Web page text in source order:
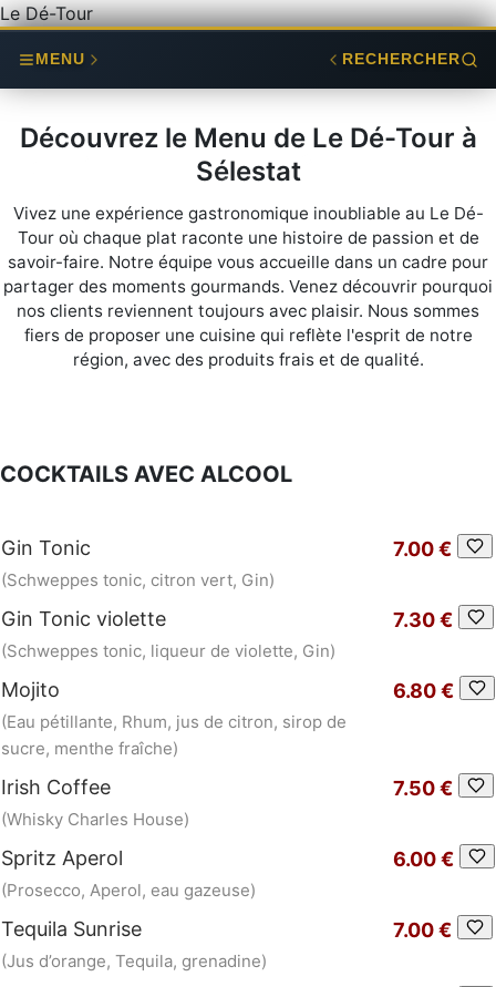
Le Dé-Tour
MENU RECHERCHER
Découvrez le Menu de Le Dé-Tour à
Sélestat
Vivez une expérience gastronomique inoubliable au Le Dé-
Tour où chaque plat raconte une histoire de passion et de
savoir-faire. Notre équipe vous accueille dans un cadre pour
partager des moments gourmands. Venez découvrir pourquoi
nos clients reviennent toujours avec plaisir. Nous sommes
fiers de proposer une cuisine qui reflète l'esprit de notre
région, avec des produits frais et de qualité.
COCKTAILS AVEC ALCOOL
Gin Tonic
(Schweppes tonic, citron vert, Gin)
7.00 €
Gin Tonic violette
(Schweppes tonic, liqueur de violette, Gin)
7.30 €
Mojito
(Eau pétillante, Rhum, jus de citron, sirop de
sucre, menthe fraîche)
6.80 €
Irish Coffee
(Whisky Charles House)
7.50 €
Spritz Aperol
(Prosecco, Aperol, eau gazeuse)
6.00 €
Tequila Sunrise
(Jus d’orange, Tequila, grenadine)
7.00 €